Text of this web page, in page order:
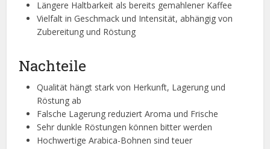
Längere Haltbarkeit als bereits gemahlener Kaffee
Vielfalt in Geschmack und Intensität, abhängig von
Zubereitung und Röstung
Nachteile
Qualität hängt stark von Herkunft, Lagerung und
Röstung ab
Falsche Lagerung reduziert Aroma und Frische
Sehr dunkle Röstungen können bitter werden
Hochwertige Arabica-Bohnen sind teuer